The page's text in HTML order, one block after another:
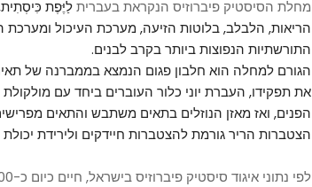
מחלת הסיסטיק פיברוזיס הנקראת בעבריתלַיֶּפֶת כִּיסְתִית
הריאות, הלבלב, בלוטות הזיעה, מערכת העיכול
התורשתיות הנפוצות ביותר בקרב לבנים.
הגורם למחלה הוא חלבון פגום הנמצא בממברנה של
את תפקידו, העברת יוני כלור העוברים ביחד עם
הפנים, ואז מאזן הנוזלים בתאים משתבש והתאים
הצטברות הריר גורמת להצטברות חיידקים ולירידת